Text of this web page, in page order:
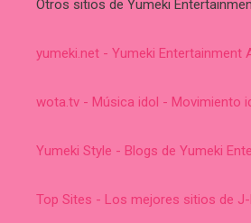
Otros sitios de Yumeki
yumeki.net - Yumeki Entertainment
wota.tv - Música idol - Movimiento
Yumeki Style - Blogs de Yumeki
Top Sites - Los mejores sitios de